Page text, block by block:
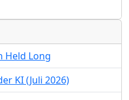
Held Long
KI (Juli 2026)